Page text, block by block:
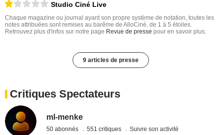
Studio Ciné Live
Chaque magazine ou journal ayant son propre système de notation, toutes les
notes attribuées sont remises au barême de AlloCiné, de 1 à 5 étoiles.
Retrouvez plus d'infos sur notre page Revue de presse pour en savoir plus.
9 articles de presse
Critiques Spectateurs
ml-menke
50 abonnés 551 critiques Suivre son activité